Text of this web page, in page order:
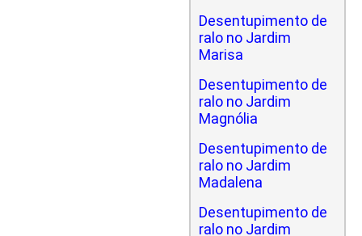
Desentupimento de
ralo no Jardim
Marisa
Desentupimento de
ralo no Jardim
Magnólia
Desentupimento de
ralo no Jardim
Madalena
Desentupimento de
ralo no Jardim